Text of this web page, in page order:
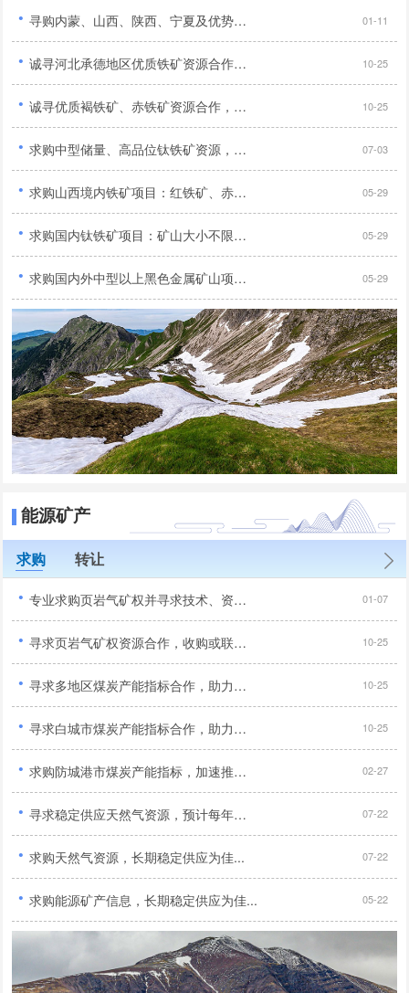
· 寻购内蒙、山西、陕西、宁夏及优势地区优质铁矿项目... 01-11
· 诚寻河北承德地区优质铁矿资源合作，手续齐全无纠纷优先... 10-25
· 诚寻优质褐铁矿、赤铁矿资源合作，手续齐全无纠纷优先... 10-25
· 求购中型储量、高品位钛铁矿资源，需具备合法采矿证件，寻求长期合作伙伴共同开发... 07-03
· 求购山西境内铁矿项目：红铁矿、赤铁矿、褐铁矿、菱铁矿、镜铁矿及高碳难选金矿... 05-29
· 求购国内钛铁矿项目：矿山大小不限，采矿证或探矿证均可... 05-29
· 求购国内外中型以上黑色金属矿山项目：铁矿、钒钛磁铁矿、锰矿、铬矿，手续齐全... 05-29
能源矿产
求购 转让
· 专业求购页岩气矿权并寻求技术、资金、管理全方位合作开采伙伴... 01-07
· 寻求页岩气矿权资源合作，收购或联合开采优质项目... 10-25
· 寻求多地区煤炭产能指标合作，助力矿山扩产升级... 10-25
· 寻求白城市煤炭产能指标合作，助力矿山扩产增效... 10-25
· 求购防城港市煤炭产能指标，加速推进企业生产... 02-27
· 寻求稳定供应天然气资源，预计每年需求量约为2000万立方米... 07-22
· 求购天然气资源，长期稳定供应为佳... 07-22
· 求购能源矿产信息，长期稳定供应为佳... 05-22